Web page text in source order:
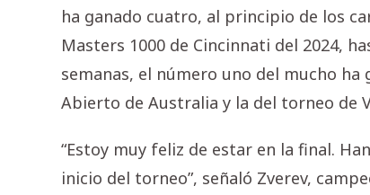
ha ganado cuatro, al principio de los
Masters 1000 de Cincinnati del 2024,
semanas, el número uno del mucho ha
Abierto de Australia y la del torneo de
“Estoy muy feliz de estar en la final.
inicio del torneo”, señaló Zverev,